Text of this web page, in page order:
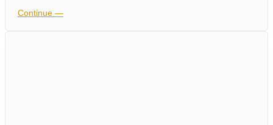
Continue ―